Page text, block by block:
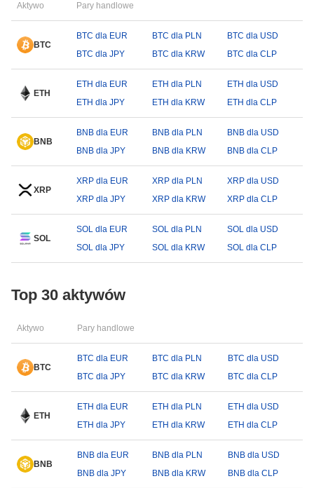
Aktywo Pary handlowe
BTC
BTC dla EUR BTC dla PLN
BTC dla USD
BTC dla JPY
BTC dla KRW BTC dla CLP
ETH
ETH dla EUR ETH dla PLN
ETH dla USD
ETH dla JPY
ETH dla KRW ETH dla CLP
BNB
BNB dla EUR BNB dla PLN
BNB dla USD
BNB dla JPY
BNB dla KRW BNB dla CLP
XRP
XRP dla EUR XRP dla PLN
XRP dla USD
XRP dla JPY
XRP dla KRW XRP dla CLP
SOL
SOL dla EUR SOL dla PLN
SOL dla USD
SOL dla JPY
SOL dla KRW SOL dla CLP
Top 30 aktywów
Aktywo Pary handlowe
BTC
BTC dla EUR BTC dla PLN
BTC dla USD
BTC dla JPY
BTC dla KRW BTC dla CLP
ETH
ETH dla EUR ETH dla PLN
ETH dla USD
ETH dla JPY
ETH dla KRW ETH dla CLP
BNB
BNB dla EUR BNB dla PLN
BNB dla USD
BNB dla JPY
BNB dla KRW BNB dla CLP